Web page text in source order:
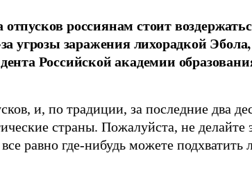
россиянам стоит
угрозы заражения лихорадкой
Российской академии
и, по традиции, за последние два
страны. Пожалуйста, не делайте
равно где-нибудь можете подхватить